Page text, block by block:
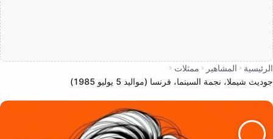
الرئيسية المشاهير
ممثلات
جوديث شيملا، نجمة السينما، فرنسا (مواليد 5 يوليو 1985)